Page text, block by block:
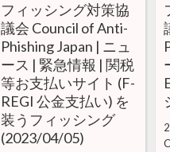
フィッシング対策協
議会 Council of Anti-
Phishing Japan | ニュ
ース | 緊急情報 | 関税
等お支払いサイト (F-
REGI 公金支払い) を
装うフィッシング
(2023/04/05)